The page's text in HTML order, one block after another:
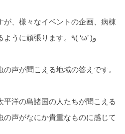
が、様々なイベントの企画、病棟
の様子をブログで発信できるように頑張ります。٩( ‘ω’ )و
声が聞こえる地域の答えです。
洋の島諸国の人たちが聞こえる
の声がなにか貴重なものに感じて